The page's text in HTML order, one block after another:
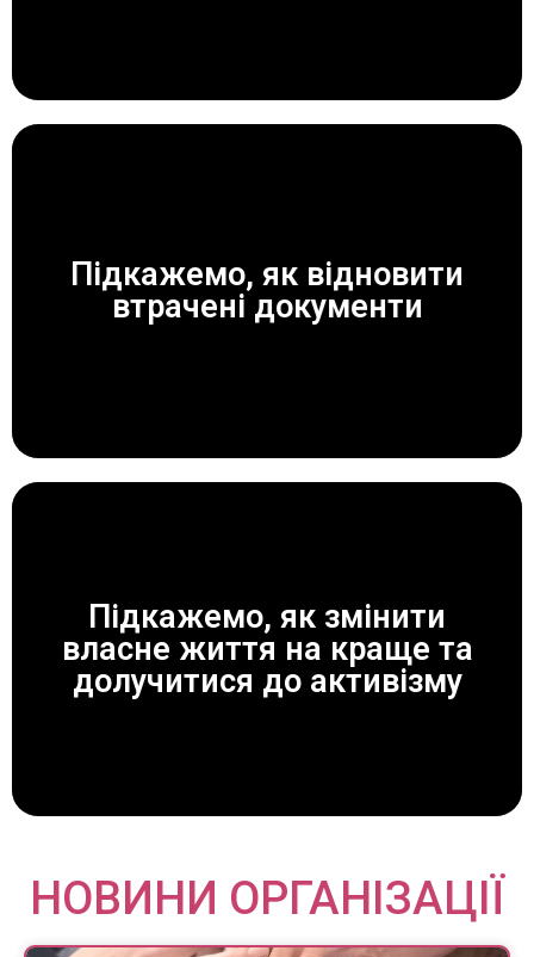
Підкажемо, як відновити
втрачені документи
ЗАВЖДИ ДОПОМОЖЕМО!
Підкажемо, як змінити
власне життя на краще та
долучитися до активізму
ЗАВЖДИ ДОПОМОЖЕМО!
НОВИНИ ОРГАНІЗАЦІЇ